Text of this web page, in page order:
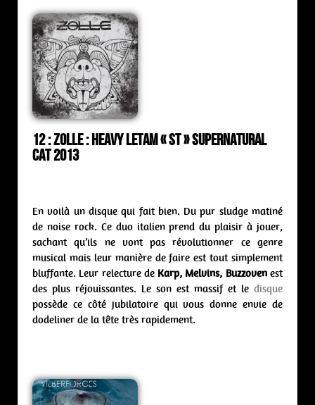
12 : Zolle : heavy letam « st » Supernatural
Cat 2013
En voilà un disque qui fait bien. Du pur sludge matiné
de noise rock. Ce duo italien prend du plaisir à jouer,
sachant qu’ils ne vont pas révolutionner ce genre
musical mais leur manière de faire est tout simplement
bluffante. Leur relecture de Karp, Melvins, Buzzovenest
des plus réjouissantes. Le son est massif et le disque
possède ce côté jubilatoire qui vous donne envie de
dodeliner de la tête très rapidement.